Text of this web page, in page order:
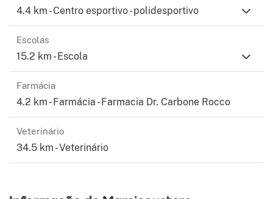
4.4 km - Centro esportivo - polidesportivo
Escolas
15.2 km - Escola
Farmácia
4.2 km - Farmácia - Farmacia Dr. Carbone Rocco
Veterinário
34.5 km - Veterinário